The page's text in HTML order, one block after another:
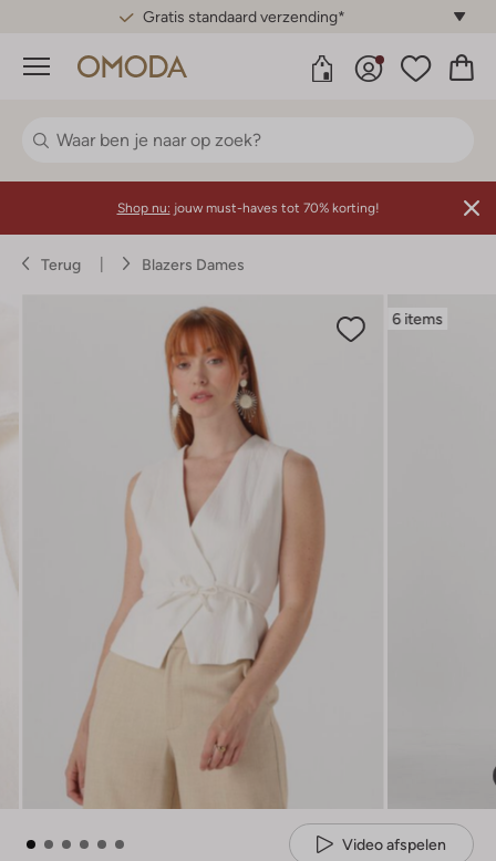
Gratis standaard verzending*
Menu
Shop nu: jouw must-haves tot 70% korting!
Terug Blazers Dames
6 items
Video afspelen